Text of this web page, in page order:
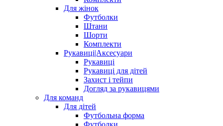
Для жінок
Футболки
Штани
Шорти
Комплекти
Рукавиці|Аксесуари
Рукавиці
Рукавиці для дітей
Захист і тейпи
Догляд за рукавицями
Для команд
Для дітей
Футбольна форма
Футболки